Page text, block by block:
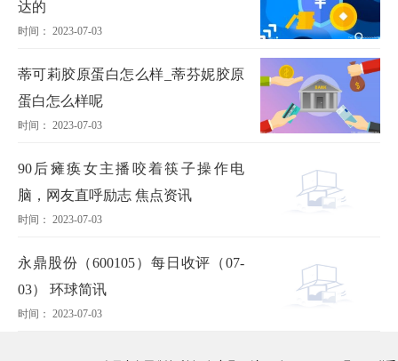
达的
时间： 2023-07-03
蒂可莉胶原蛋白怎么样_蒂芬妮胶原
蛋白怎么样呢
时间： 2023-07-03
90后瘫痪女主播咬着筷子操作电
脑，网友直呼励志 焦点资讯
时间： 2023-07-03
永鼎股份（600105）每日收评（07-
03） 环球简讯
时间： 2023-07-03